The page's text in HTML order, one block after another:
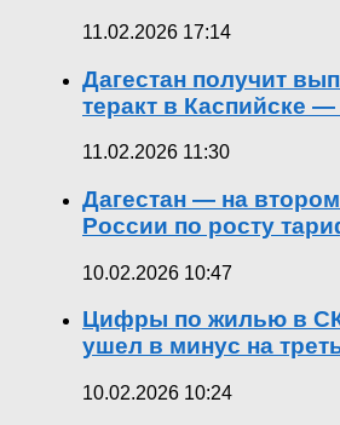
11.02.2026 17:14
Дагестан получит
теракт в Каспийске
11.02.2026 11:30
Дагестан — на
России по росту
10.02.2026 10:47
Цифры по жилью в
ушел в минус на
10.02.2026 10:24